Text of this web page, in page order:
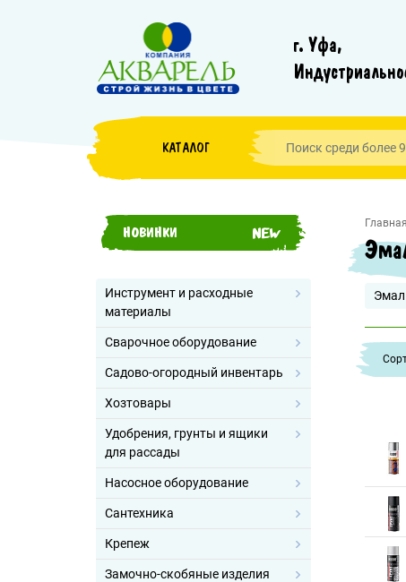
г. Уфа,
КАТАЛОГ
НОВИНКИ
Инструмент и расходные
материалы
Сварочное оборудование
Садово-огородный инвентарь
Хозтовары
Удобрения, грунты и ящики
для рассады
Насосное оборудование
Сантехника
Крепеж
Замочно-скобяные изделия